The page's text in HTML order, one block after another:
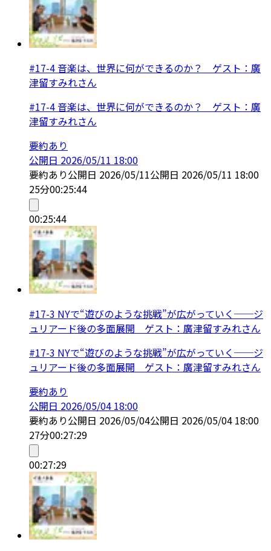
#17-4 音楽は、世界に何ができるのか？ ゲスト：廣
津留すみれさん
#17-4 音楽は、世界に何ができるのか？ ゲスト：廣
津留すみれさん
要約あり
公開日 2026/05/11 18:00
要約あり公開日 2026/05/11公開日 2026/05/11 18:00
25分00:25:44
00:25:44
#17-3 NYで“遊びのような挑戦”が広がっていく──ジ
ュリアード後の多面展開 ゲスト：廣津留すみれさん
#17-3 NYで“遊びのような挑戦”が広がっていく──ジ
ュリアード後の多面展開 ゲスト：廣津留すみれさん
要約あり
公開日 2026/05/04 18:00
要約あり公開日 2026/05/04公開日 2026/05/04 18:00
27分00:27:29
00:27:29